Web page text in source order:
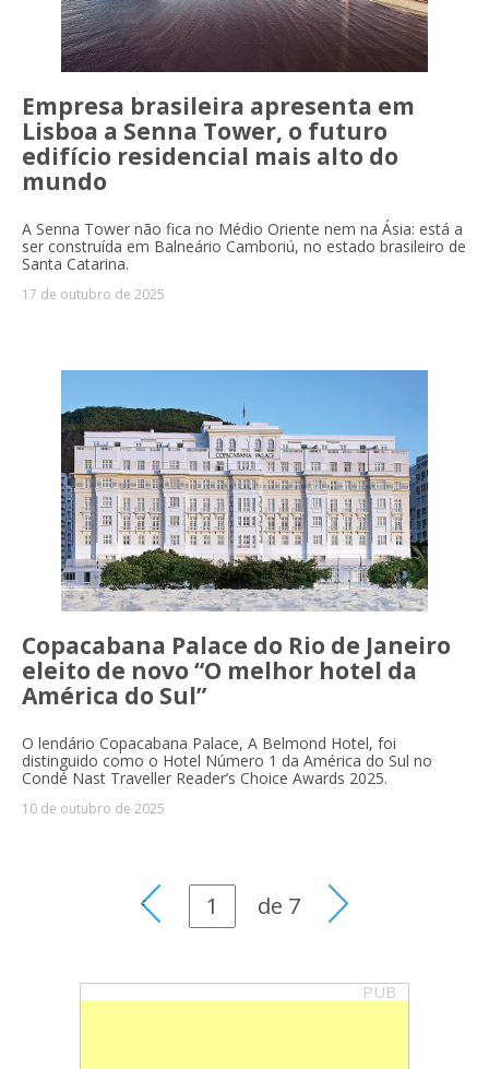
Empresa brasileira apresenta em
Lisboa a Senna Tower, o futuro
edifício residencial mais alto do
mundo
A Senna Tower não fica no Médio Oriente nem na Ásia: está a
ser construída em Balneário Camboriú, no estado brasileiro de
Santa Catarina.
17 de outubro de 2025
Copacabana Palace do Rio de Janeiro
eleito de novo “O melhor hotel da
América do Sul”
O lendário Copacabana Palace, A Belmond Hotel, foi
distinguido como o Hotel Número 1 da América do Sul no
Condé Nast Traveller Reader’s Choice Awards 2025.
10 de outubro de 2025
de 7
PUB